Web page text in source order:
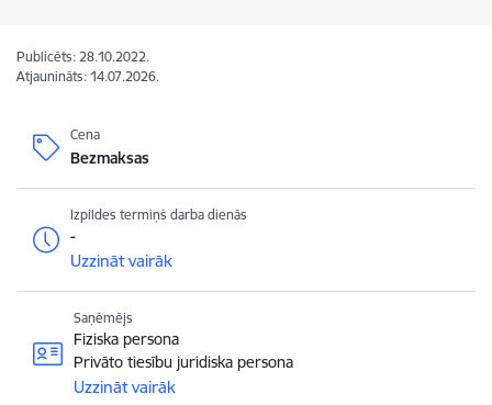
Publicēts: 28.10.2022.
Atjaunināts: 14.07.2026.
Cena
Bezmaksas
Izpildes termiņš darba dienās
-
Uzzināt vairāk
Saņēmējs
Fiziska persona
Privāto tiesību juridiska persona
Uzzināt vairāk